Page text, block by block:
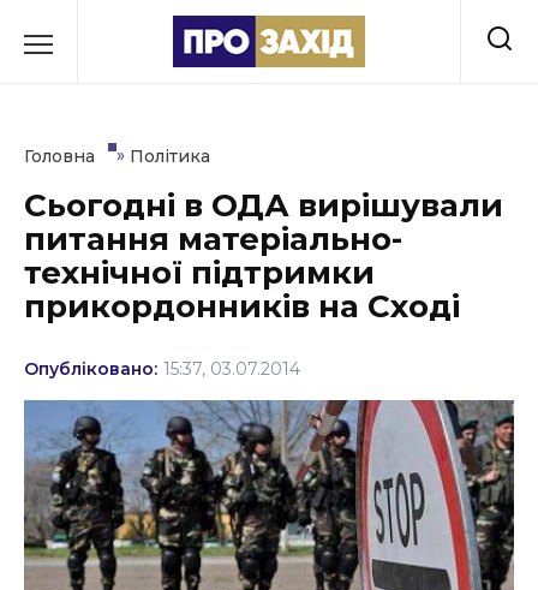
до
Культура
Освіта
Політика
Соціум
Спорт
Стиль життя
Головна » Політика
Сьогодні в ОДА вирішували
питання матеріально-
технічної підтримки
прикордонників на Сході
Опубліковано: 15:37, 03.07.2014